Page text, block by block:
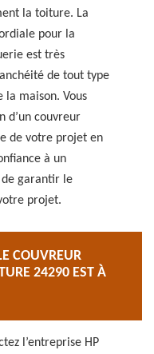
la toiture. La
pour la
est très
de tout type
maison. Vous
d’un couvreur
de votre projet en
à un
garantir le
projet.
COUVREUR
24290 EST À
l’entreprise HP